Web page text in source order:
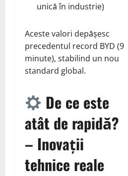
unică în industrie)
Aceste valori depășesc
precedentul record BYD (9
minute), stabilind un nou
standard global.
De ce este
atât de rapidă?
– Inovații
tehnice reale